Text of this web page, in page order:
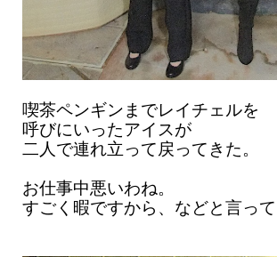
喫茶ペンギンまでレイチェルを
呼びにいったアイスが
二人で連れ立って戻ってきた。
お仕事中悪いわね。
すごく暇ですから、などと言って